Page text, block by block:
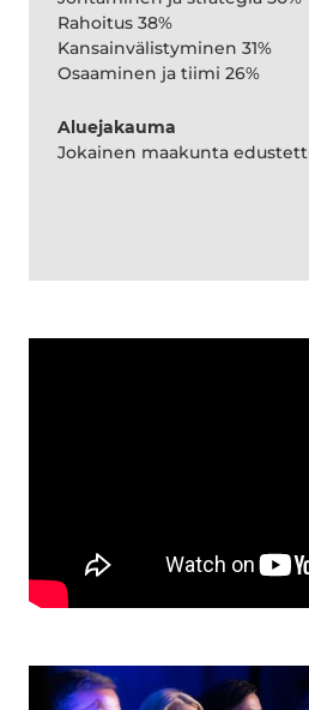
Rahoitus 38%
Kansainvälistyminen 31%
Osaaminen ja tiimi 26%
Aluejakauma
Jokainen maakunta